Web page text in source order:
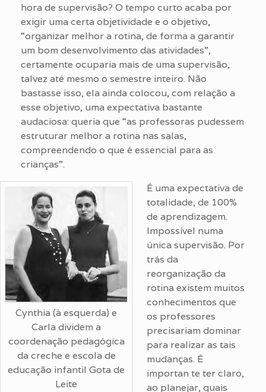
hora de supervisão? O tempo curto acaba por
exigir uma certa objetividade e o objetivo,
“organizar melhor a rotina, de forma a garantir
um bom desenvolvimento das atividades”,
certamente ocuparia mais de uma supervisão,
talvez até mesmo o semestre inteiro. Não
bastasse isso, ela ainda colocou, com relação a
esse objetivo, uma expectativa bastante
audaciosa: queria que “as professoras pudessem
estruturar melhor a rotina nas salas,
compreendendo o que é essencial para as
crianças”.
Cynthia (à esquerda) e
Carla dividem a
coordenação pedagógica
da creche e escola de
educação infantil Gota de
Leite
É uma expectativa de
totalidade, de 100%
de aprendizagem.
Impossível numa
única supervisão. Por
trás da
reorganização da
rotina existem muitos
conhecimentos que
os professores
precisariam dominar
para realizar as tais
mudanças. É
importan te ter claro,
ao planejar, quais